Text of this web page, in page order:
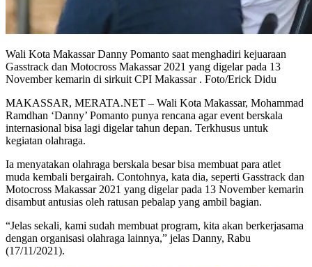
Wali Kota Makassar Danny Pomanto saat menghadiri kejuaraan
Gasstrack dan Motocross Makassar 2021 yang digelar pada 13
November kemarin di sirkuit CPI Makassar . Foto/Erick Didu
MAKASSAR, MERATA.NET – Wali Kota Makassar, Mohammad
Ramdhan ‘Danny’ Pomanto punya rencana agar event berskala
internasional bisa lagi digelar tahun depan. Terkhusus untuk
kegiatan olahraga.
Ia menyatakan olahraga berskala besar bisa membuat para atlet
muda kembali bergairah. Contohnya, kata dia, seperti Gasstrack dan
Motocross Makassar 2021 yang digelar pada 13 November kemarin
disambut antusias oleh ratusan pebalap yang ambil bagian.
“Jelas sekali, kami sudah membuat program, kita akan berkerjasama
dengan organisasi olahraga lainnya,” jelas Danny, Rabu
(17/11/2021).